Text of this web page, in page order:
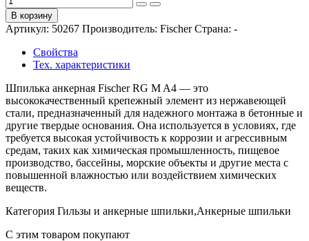
В корзину
Артикул: 50267 Производитель: Fischer Страна: -
Свойства
Тех. характеристики
Шпилька анкерная Fischer RG M A4 — это
высококачественный крепежный элемент из нержавеющей
стали, предназначенный для надежного монтажа в бетонные и
другие твердые основания. Она используется в условиях, где
требуется высокая устойчивость к коррозии и агрессивным
средам, таких как химическая промышленность, пищевое
производство, бассейны, морские объекты и другие места с
повышенной влажностью или воздействием химических
веществ.
Категория Гильзы и анкерные шпильки,Анкерные шпильки
С этим товаром покупают